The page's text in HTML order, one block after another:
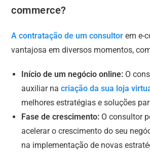
commerce?
A contratação de um consultor em e-
vantajosa em diversos momentos,
Início de um negócio online: O
auxiliar nacriação da sua loja
melhores estratégias e soluções
Fase de crescimento: O consultor
acelerar o crescimento do seu
na implementação de novas